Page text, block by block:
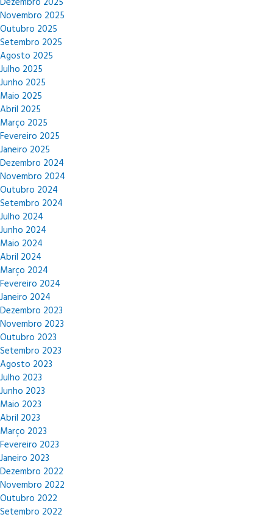
Novembro 2025
Outubro 2025
Setembro 2025
Agosto 2025
Julho 2025
Junho 2025
Maio 2025
Abril 2025
Março 2025
Fevereiro 2025
Janeiro 2025
Dezembro 2024
Novembro 2024
Outubro 2024
Setembro 2024
Julho 2024
Junho 2024
Maio 2024
Abril 2024
Março 2024
Fevereiro 2024
Janeiro 2024
Dezembro 2023
Novembro 2023
Outubro 2023
Setembro 2023
Agosto 2023
Julho 2023
Junho 2023
Maio 2023
Abril 2023
Março 2023
Fevereiro 2023
Janeiro 2023
Dezembro 2022
Novembro 2022
Outubro 2022
Setembro 2022